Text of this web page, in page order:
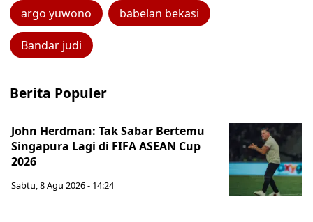
argo yuwono babelan bekasi
Bandar judi
Berita Populer
John Herdman: Tak Sabar Bertemu
Singapura Lagi di FIFA ASEAN Cup
2026
Sabtu, 8 Agu 2026 - 14:24